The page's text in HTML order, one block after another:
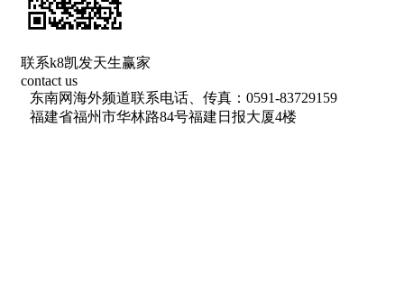
联系k8凯发天生赢家
contact us
东南网海外频道联系电话、传真：0591-83729159
福建省福州市华林路84号福建日报大厦4楼